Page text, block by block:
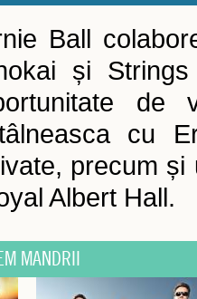
Ball
și
cu
precum și
Albert Hall.
MANDRII